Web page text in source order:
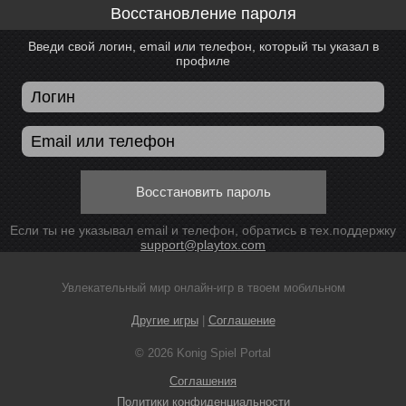
Восстановление пароля
Введи свой логин, email или телефон, который ты указал в
профиле
Восстановить пароль
Если ты не указывал email и телефон, обратись в тех.поддержку
support@playtox.com
Увлекательный мир онлайн-игр в твоем мобильном
Другие игры| Соглашение
© 2026 Konig Spiel Portal
Соглашения
Политики конфиденциальности